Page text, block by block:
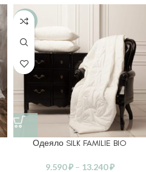
-30%
Одеяло SILK FAMILIE BIO
9.590₽ – 13.240₽